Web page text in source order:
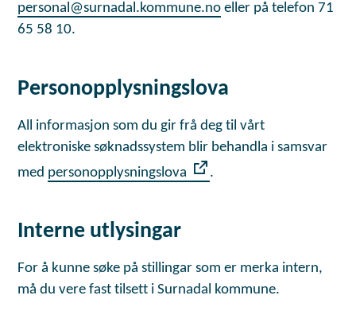
personal@surnadal.kommune.no eller på telefon 71
65 58 10.
Personopplysningslova
All informasjon som du gir frå deg til vårt
elektroniske søknadssystem blir behandla i samsvar
med personopplysningslova .
Interne utlysingar
For å kunne søke på stillingar som er merka intern,
må du vere fast tilsett i Surnadal kommune.